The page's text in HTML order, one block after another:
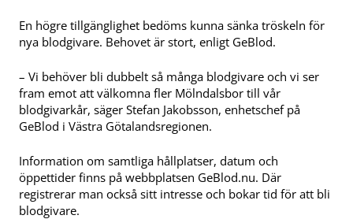
En högre tillgänglighet bedöms kunna sänka tröskeln för
nya blodgivare. Behovet är stort, enligt GeBlod.
– Vi behöver bli dubbelt så många blodgivare och vi ser
fram emot att välkomna fler Mölndalsbor till vår
blodgivarkår, säger Stefan Jakobsson, enhetschef på
GeBlod i Västra Götalandsregionen.
Information om samtliga hållplatser, datum och
öppettider finns på webbplatsen GeBlod.nu. Där
registrerar man också sitt intresse och bokar tid för att bli
blodgivare.